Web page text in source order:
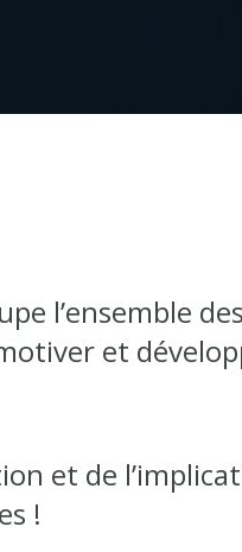
l’ensemble des
et
et de
!